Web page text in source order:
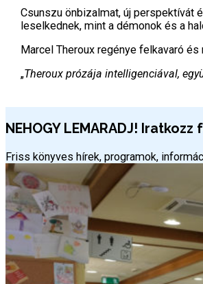
Csunszu önbizalmat, új perspektívát
leselkednek, mint a démonok és a
Marcel Theroux regénye felkavaró
„Theroux prózája intelligenciával,
NEHOGY LEMARADJ!
Friss könyves hírek, programok,